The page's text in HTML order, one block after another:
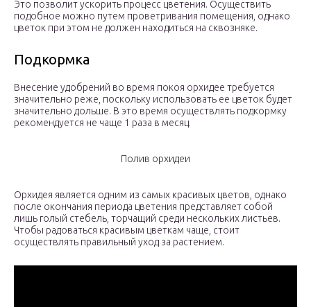
Это позволит ускорить процесс цветения. Осуществить
подобное можно путем проветривания помещения, однако
цветок при этом не должен находиться на сквозняке.
Подкормка
Внесение удобрений во время покоя орхидее требуется
значительно реже, поскольку использовать ее цветок будет
значительно дольше. В это время осуществлять подкормку
рекомендуется не чаще 1 раза в месяц.
Полив орхидеи
Орхидея является одним из самых красивых цветов, однако
после окончания периода цветения представляет собой
лишь голый стебель, торчащий среди нескольких листьев.
Чтобы радоваться красивым цветкам чаще, стоит
осуществлять правильный уход за растением.